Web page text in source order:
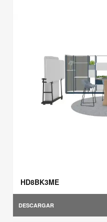
HD8BK3ME
DESCARGAR